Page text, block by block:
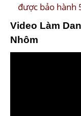
được bảo hành
Video Làm
Nhôm